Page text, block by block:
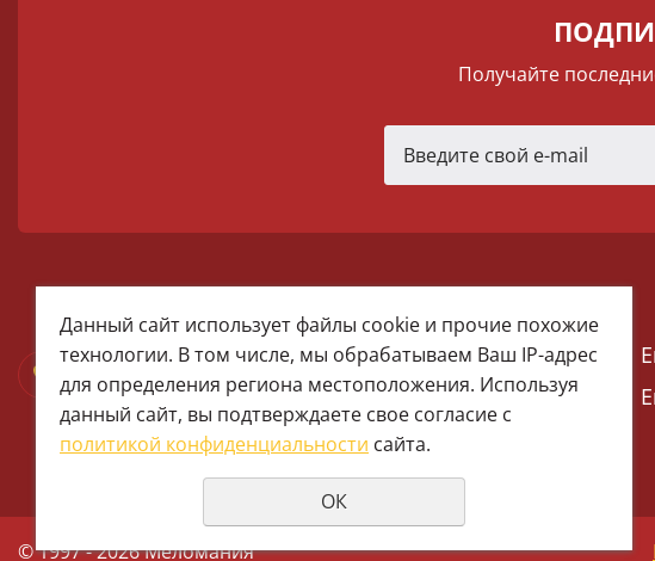
Получайте
+7 (922) 025-50-71 (MAX)
Тел:+7 (343) 374-15-67 (Мира 2)
Тел: +7 (343) 371-19-13 (Малышева 76)
+7 (922) 609-29-80 (MAX)
© 1997 - 2026 Меломания
Данный сайт использует файлы cookie и прочие похожие
технологии. В том числе, мы обрабатываем Ваш IP-адрес
для определения региона местоположения. Используя
данный сайт, вы подтверждаете свое согласие с
политикой конфиденциальности сайта.
ОК